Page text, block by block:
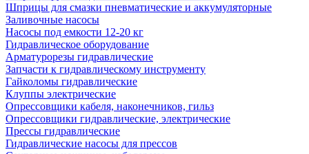
Шприцы для смазки пневматические и аккумуляторные
Заливочные насосы
Насосы под емкости 12-20 кг
Гидравлическое оборудование
Арматурорезы гидравлические
Запчасти к гидравлическому инструменту
Гайколомы гидравлические
Клуппы электрические
Опрессовщики кабеля, наконечников, гильз
Опрессовщики гидравлические, электрические
Прессы гидравлические
Гидравлические насосы для прессов